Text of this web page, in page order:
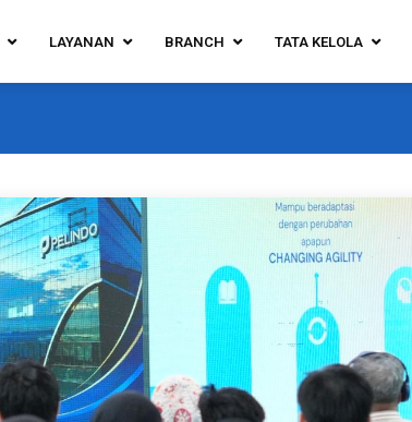
LAYANAN BRANCH TATA KELOLA